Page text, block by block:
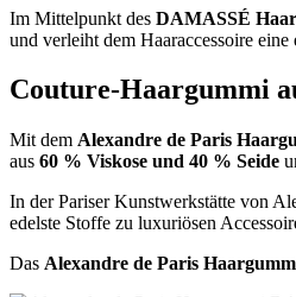
Im Mittelpunkt des DAMASSÉ
und verleiht dem Haaraccessoire
Couture-Haargummi
Mit dem Alexandre de Paris
aus 60 % Viskose und 40 % Seide
In der Pariser Kunstwerkstätte von
edelste Stoffe zu luxuriösen
Das Alexandre de Paris